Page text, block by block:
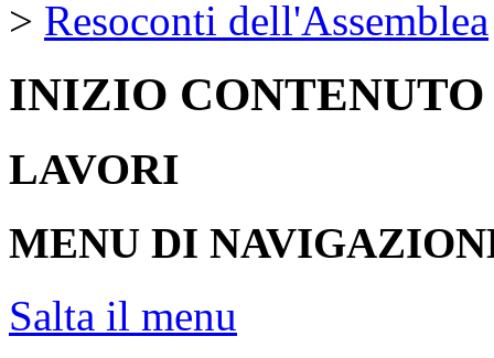
> Resoconti dell'Assemblea
INIZIO CONTENUTO
LAVORI
MENU DI
Salta il menu